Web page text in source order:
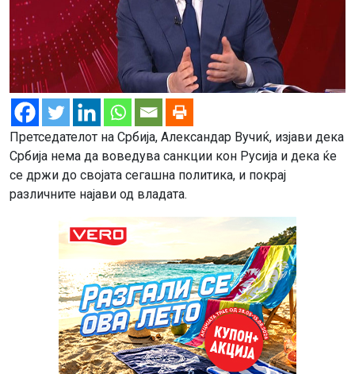
Претседателот на Србија, Александар Вучиќ, изјави дека
Србија нема да воведува санкции кон Русија и дека ќе
се држи до својата сегашна политика, и покрај
различните најави од владата.